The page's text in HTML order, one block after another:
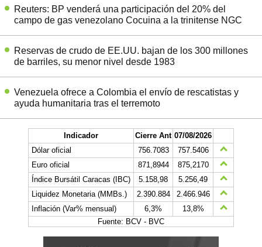
Reuters: BP venderá una participación del 20% del
campo de gas venezolano Cocuina a la trinitense NGC
Reservas de crudo de EE.UU. bajan de los 300 millones
de barriles, su menor nivel desde 1983
Venezuela ofrece a Colombia el envío de rescatistas y
ayuda humanitaria tras el terremoto
Indicador Cierre Ant 07/08/2026
Dólar oficial
756.7083
757.5406
Euro oficial
871,8944
875,2170
Índice Bursátil Caracas (IBC)
5.158,98
5.256,49
Liquidez Monetaria (MMBs.)
2.390.884
2.466.946
Inflación (Var% mensual)
6,3%
13,8%
Fuente: BCV - BVC